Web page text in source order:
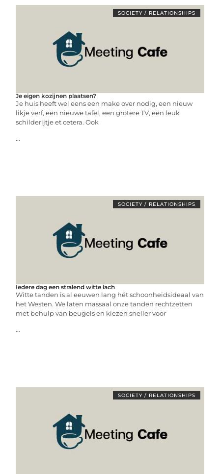
SOCIETY / RELATIONSHIPS
Je eigen kozijnen plaatsen?
Je huis heeft wel eens een make over nodig, een nieuw
likje verf, een nieuwe tafel, een grotere TV, een leuk
schilderijtje et cetera. Ook
...
SOCIETY / RELATIONSHIPS
Iedere dag een stralend witte lach
Witte tanden is al eeuwen lang hét schoonheidsideaal van
het Westen. We laten massaal onze tanden rechtzetten
met behulp van beugels en kiezen sneller voor
...
SOCIETY / RELATIONSHIPS